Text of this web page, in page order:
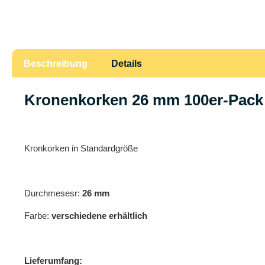
Beschreibung Details
Kronenkorken 26 mm 100er-Pack
Kronkorken in Standardgröße
Durchmesesr: 26 mm
Farbe: verschiedene erhältlich
Lieferumfang: